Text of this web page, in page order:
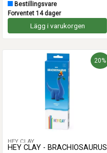
Bestillingsvare
Forventet 14 dager
Lägg i varukorgen
20%
HEY CLAY
HEY CLAY - BRACHIOSAURUS